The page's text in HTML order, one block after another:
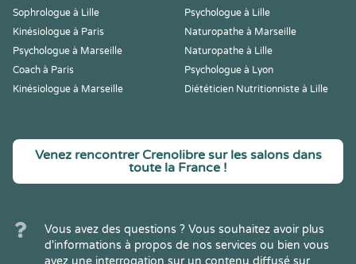
Sophrologue à Lille
Psychologue à Lille
Kinésiologue à Paris
Naturopathe à Marseille
Psychologue à Marseille
Naturopathe à Lille
Coach à Paris
Psychologue à Lyon
Kinésiologue à Marseille
Diététicien Nutritionniste à Lille
Venez rencontrer Crenolibre sur les salons dans
toute la France !
Vous avez des questions ? Vous souhaitez avoir plus
d'informations à propos de nos services ou bien vous
avez une interrogation sur un contenu diffusé sur